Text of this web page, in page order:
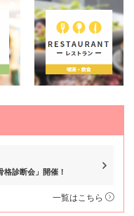
格診断会」開催！
一覧はこちら